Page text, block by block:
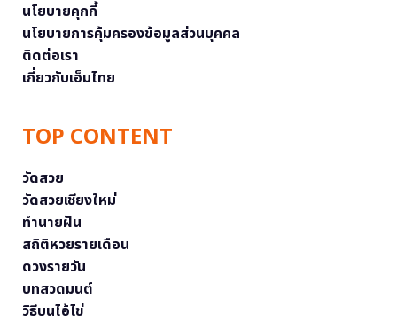
นโยบายคุกกี้
นโยบายการคุ้มครองข้อมูลส่วนบุคคล
ติดต่อเรา
เกี่ยวกับเอ็มไทย
TOP CONTENT
วัดสวย
วัดสวยเชียงใหม่
ทำนายฝัน
สถิติหวยรายเดือน
ดวงรายวัน
บทสวดมนต์
วิธีบนไอ้ไข่